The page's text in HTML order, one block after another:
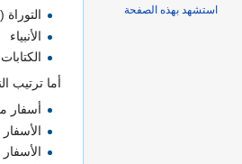
الأنبياء
أما ترتيب
أسفار
الأسفار
استشهد بهذه الصفحة